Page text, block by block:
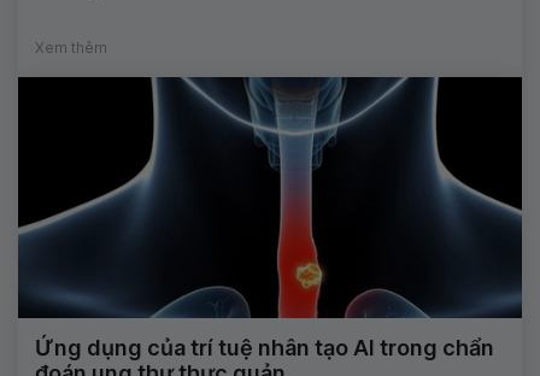
Xem thêm
Ứng dụng của trí tuệ nhân tạo AI trong chẩn